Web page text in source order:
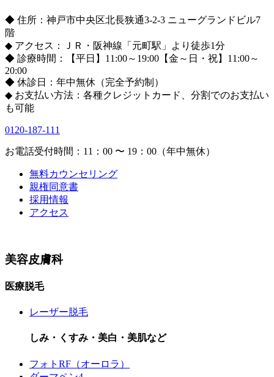
◆ 住所：神戸市中央区北長狭通3-2-3 ニューグランドビル7
階
◆ アクセス：ＪＲ・阪神線「元町駅」より徒歩1分
◆ 診療時間：【平日】11:00～19:00【金～日・祝】11:00～
20:00
◆ 休診日：年中無休（完全予約制）
◆ お支払い方法：各種クレジットカード、分割でのお支払い
も可能
0120-187-111
お電話受付時間：11：00 〜 19：00（年中無休）
無料カウンセリング
親権同意書
採用情報
アクセス
美容皮膚科
医療脱毛
レーザー脱毛
しみ・くすみ・美白・美肌など
フォトRF（オーロラ）